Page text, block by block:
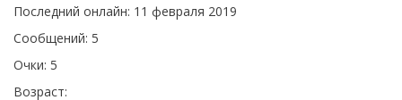
Последний онлайн: 11 февраля 2019
Сообщений: 5
Очки: 5
Возраст: